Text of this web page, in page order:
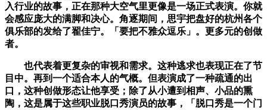
入行业的故事，正在那种大空气里更像是一场正式表演。你就
会感应庞大的满脚和决心。角逐期间，思宇把盘好的杭州各个
俱乐部的发给了翟佳宁。「要把不雅众逗乐」。更多元的创做
者。
也代表着更复杂的审视和需求。这种逃求也表现正在了节
目中。再到一个适合本人的气概。但表演成了一种疏通的出
口，这种创做形态让他享受；除了从小遭到相声、小品的熏
陶，这是属于这些职业脱口秀演员的故事，「脱口秀是一个门